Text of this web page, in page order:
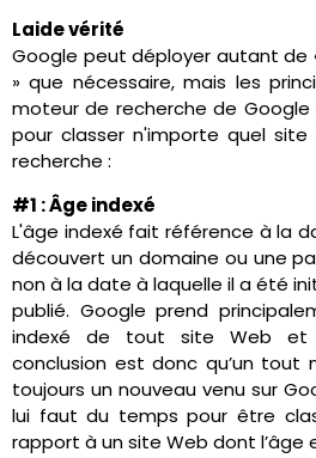
Laide vérité
Google peut déployer autant de
» que nécessaire, mais les
moteur de recherche de
pour classer n'importe quel
recherche :
#1 : Âge indexé
L'âge indexé fait référence à la
découvert un domaine ou une
non à la date à laquelle il a été
publié. Google prend
indexé de tout site Web et
conclusion est donc qu’un tout
toujours un nouveau venu sur
lui faut du temps pour être
rapport à un site Web dont l’âge